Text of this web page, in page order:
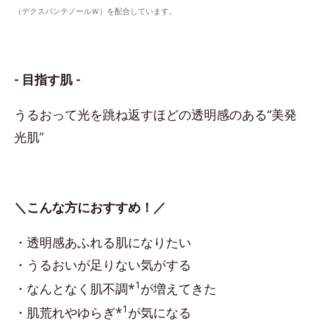
（デクスパンテノールＷ）を配合しています。
- 目指す肌 -
うるおって光を跳ね返すほどの透明感のある“美発
光肌”
＼こんな方におすすめ！／
・透明感あふれる肌になりたい
・うるおいが足りない気がする
・なんとなく肌不調*1 が増えてきた
・肌荒れやゆらぎ*1 が気になる